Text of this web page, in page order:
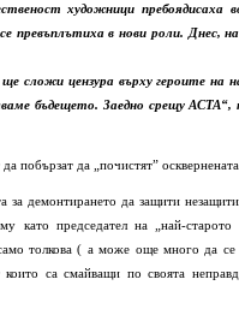
художници пребоядисаха
в нови роли. Днес, на
сложи цензура върху героите на
бъдещето. Заедно срещу ACTA“,
побързат да „почистят”
демонтирането да защити
като председател на „най-
толкова ( а може още много да
са смайващи по своята